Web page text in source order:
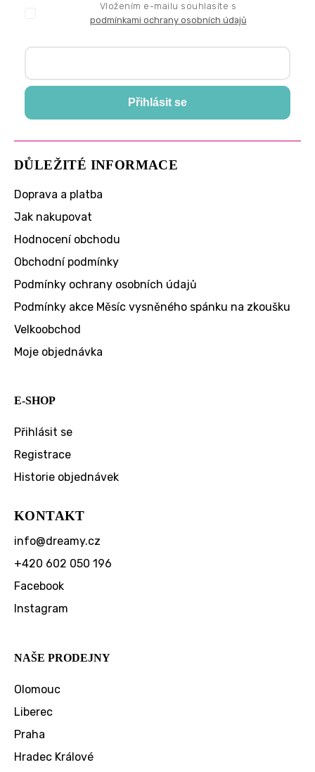
DŮLEŽITÉ INFORMACE
Doprava a platba
Jak nakupovat
Hodnocení obchodu
Obchodní podmínky
Podmínky ochrany osobních údajů
Podmínky akce Měsíc vysněného spánku na zkoušku
Velkoobchod
Moje objednávka
E-SHOP
Přihlásit se
Registrace
Historie objednávek
KONTAKT
info@dreamy.cz
+420 602 050 196
Facebook
Instagram
Vložením e-mailu souhlasíte s
podmínkami ochrany osobních údajů
Přihlásit se
NAŠE PRODEJNY
Olomouc
Liberec
Praha
Hradec Králové